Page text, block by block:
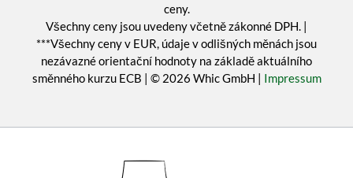
ceny.
Všechny ceny jsou uvedeny včetně zákonné DPH. |
***Všechny ceny v EUR, údaje v odlišných měnách jsou
nezávazné orientační hodnoty na základě aktuálního
směnného kurzu ECB | © 2026 Whic GmbH | Impressum